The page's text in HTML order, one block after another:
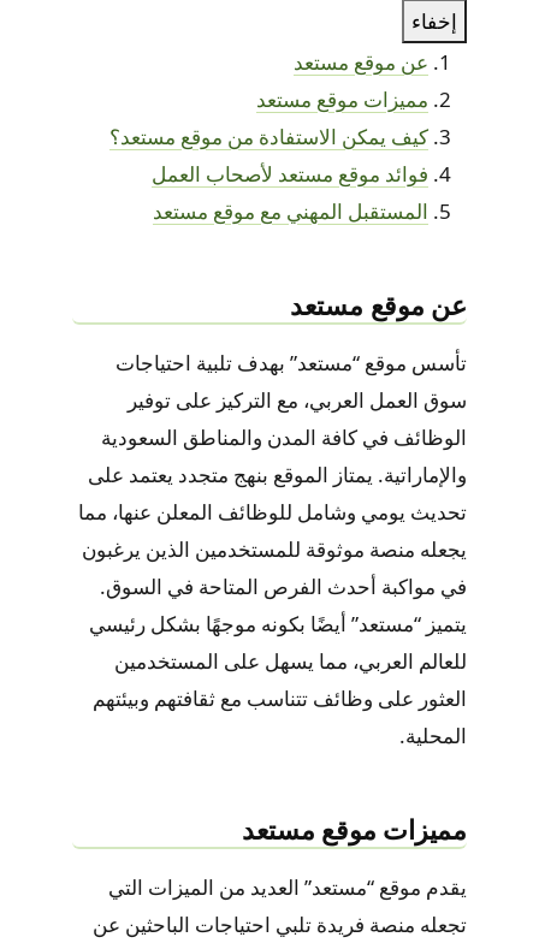
إخفاء
عن موقع مستعد
مميزات موقع مستعد
كيف يمكن الاستفادة من موقع مستعد؟
فوائد موقع مستعد لأصحاب العمل
المستقبل المهني مع موقع مستعد
عن موقع مستعد
تأسس موقع “مستعد” بهدف تلبية احتياجات
سوق العمل العربي، مع التركيز على توفير
الوظائف في كافة المدن والمناطق السعودية
والإماراتية. يمتاز الموقع بنهج متجدد يعتمد على
تحديث يومي وشامل للوظائف المعلن عنها، مما
يجعله منصة موثوقة للمستخدمين الذين يرغبون
في مواكبة أحدث الفرص المتاحة في السوق.
يتميز “مستعد” أيضًا بكونه موجهًا بشكل رئيسي
للعالم العربي، مما يسهل على المستخدمين
العثور على وظائف تتناسب مع ثقافتهم وبيئتهم
المحلية.
مميزات موقع مستعد
يقدم موقع “مستعد” العديد من الميزات التي
تجعله منصة فريدة تلبي احتياجات الباحثين عن